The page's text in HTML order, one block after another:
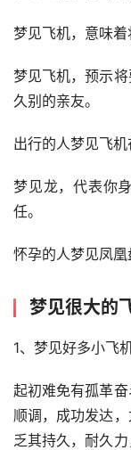
梦见飞机，意味着
梦见飞机，预示
久别的亲友。
出行的人梦见飞机
梦见龙，代表你
任。
怀孕的人梦见凤凰
梦见很大的
1、梦见好多小飞
起初难免有孤革
顺调，成功发达
乏其持久，耐久